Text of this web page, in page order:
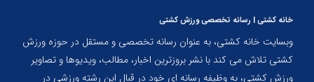
خانه کشتی | رسانه تخصصی ورزش کشتی
وبسایت خانه کشتی، به عنوان رسانه تخصصی و مستقل در حوزه ورزش
کشتی تلاش می کند با نشر بروزترین اخبار، مطالب، ویدیوها و تصاویر
ورزش کشتی، به وظیفه رسانه ای خود در قبال این رشته ورزشی در